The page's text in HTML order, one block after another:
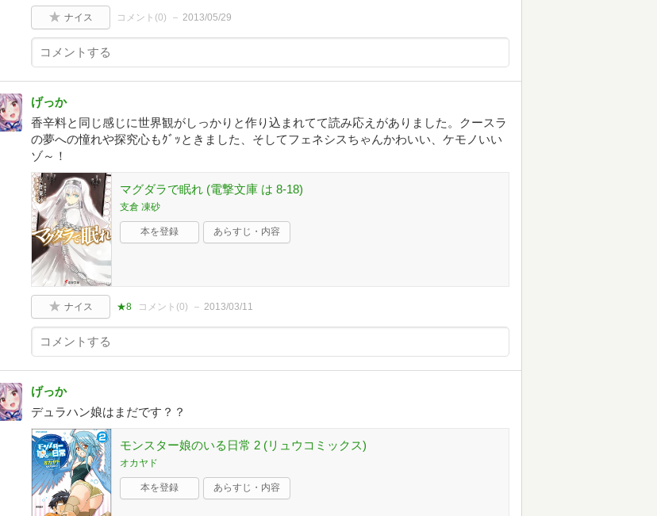
ナイス コメント(0) 2013/05/29
げっか
香辛料と同じ感じに世界観がしっかりと作り込まれてて読み応えがありました。クースラ
の夢への憧れや探究心もｸﾞｯときました、そしてフェネシスちゃんかわいい、ケモノいい
ゾ～！
マグダラで眠れ (電撃文庫 は 8-18)
支倉 凍砂
本を登録 あらすじ・内容
ナイス ★8 コメント(0) 2013/03/11
げっか
デュラハン娘はまだです？？
モンスター娘のいる日常 2 (リュウコミックス)
オカヤド
本を登録 あらすじ・内容